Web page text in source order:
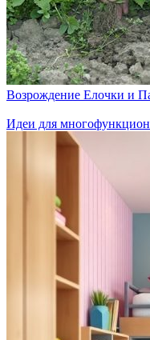
Возрождение Елочки и
Идеи для